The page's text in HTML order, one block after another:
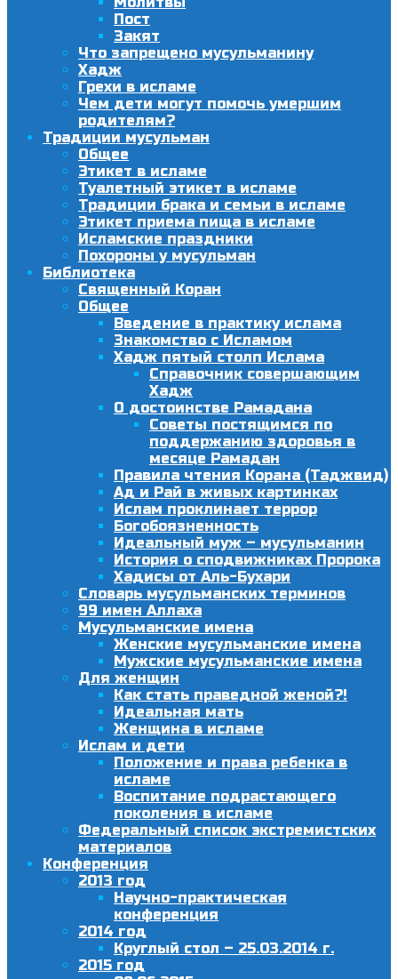
Пост
Закят
Что запрещено мусульманину
Хадж
Грехи в исламе
Чем дети могут помочь умершим
родителям?
Традиции мусульман
Общее
Этикет в исламе
Туалетный этикет в исламе
Традиции брака и семьи в исламе
Этикет приема пища в исламе
Исламские праздники
Похороны у мусульман
Библиотека
Священный Коран
Общее
Введение в практику ислама
Знакомство с Исламом
Хадж пятый столп Ислама
Справочник совершающим
Хадж
О достоинстве Рамадана
Советы постящимся по
поддержанию здоровья в
месяце Рамадан
Правила чтения Корана (Таджвид)
Ад и Рай в живых картинках
Ислам проклинает террор
Богобоязненность
Идеальный муж – мусульманин
История о сподвижниках Пророка
Хадисы от Аль-Бухари
Словарь мусульманских терминов
99 имен Аллаха
Мусульманские имена
Женские мусульманские имена
Мужские мусульманские имена
Для женщин
Как стать праведной женой?!
Идеальная мать
Женщина в исламе
Ислам и дети
Положение и права ребенка в
исламе
Воспитание подрастающего
поколения в исламе
Федеральный список экстремистских
материалов
Конференция
2013 год
Научно-практическая
конференция
2014 год
Круглый стол – 25.03.2014 г.
2015 год